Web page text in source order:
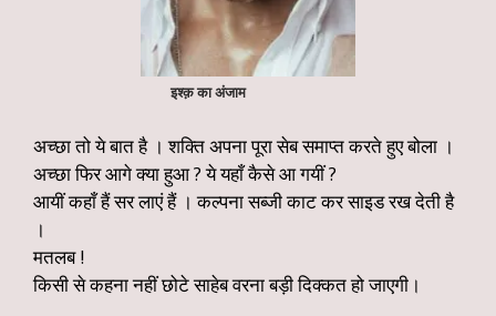
इश्क़ का अंजाम
अच्छा तो ये बात है । शक्ति अपना पूरा सेब समाप्त करते हुए बोला ।
अच्छा फिर आगे क्या हुआ ? ये यहाँ कैसे आ गयीं ?
आयीं कहाँ हैं सर लाएं हैं । कल्पना सब्जी काट कर साइड रख देती है
।
मतलब !
किसी से कहना नहीं छोटे साहेब वरना बड़ी दिक्कत हो जाएगी।